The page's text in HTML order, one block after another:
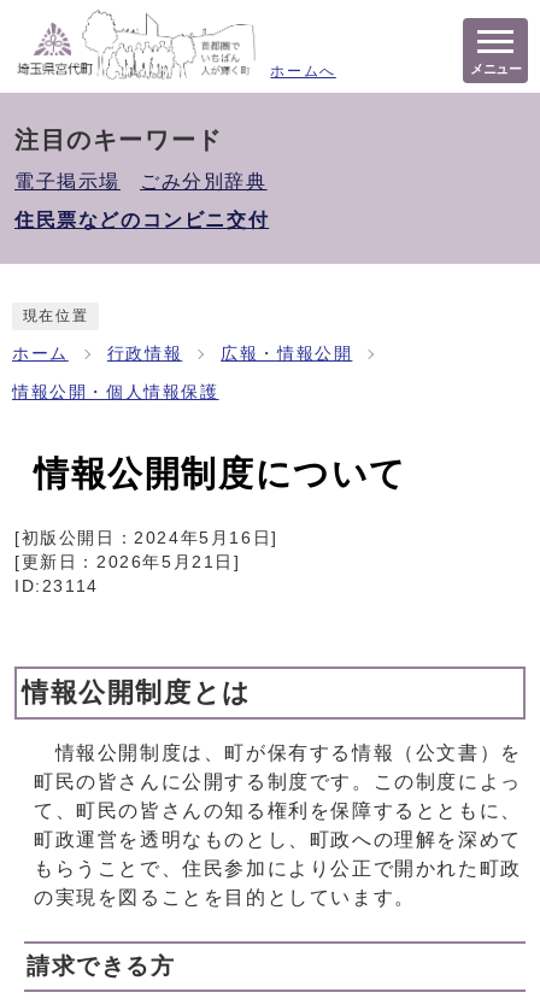
ホームへ メニュー
注目のキーワード
電子掲示場
ごみ分別辞典
住民票などのコンビニ交付
現在位置
ホーム 行政情報 広報・情報公開
情報公開・個人情報保護
情報公開制度について
[初版公開日：2024年5月16日]
[更新日： 2026年5月21日 ]
ID:23114
情報公開制度とは
情報公開制度は、町が保有する情報（公文書）を
町民の皆さんに公開する制度です。この制度によっ
て、町民の皆さんの知る権利を保障するとともに、
町政運営を透明なものとし、町政への理解を深めて
もらうことで、住民参加により公正で開かれた町政
の実現を図ることを目的としています。
請求できる方